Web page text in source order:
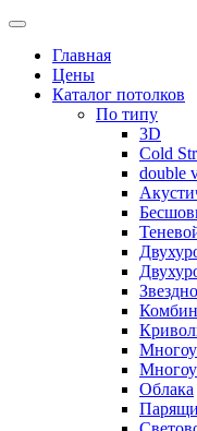
Skip
contentГлавная
Цены
Каталог потолков
По типу
3D
Cold
double
Облака